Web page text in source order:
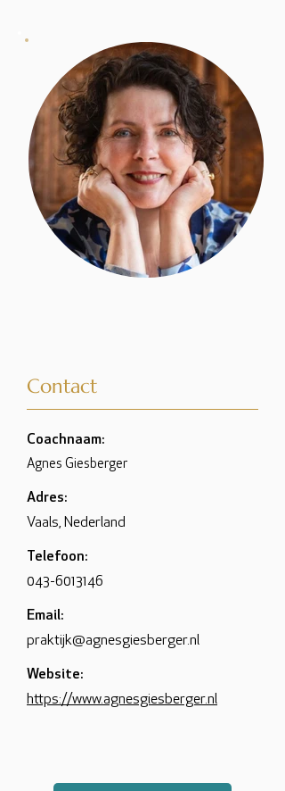
Contact
Coachnaam:
Agnes Giesberger
Adres:
Vaals, Nederland
Telefoon:
043-6013146
Email:
praktijk@agnesgiesberger.nl
Website:
https://www.agnesgiesberger.nl